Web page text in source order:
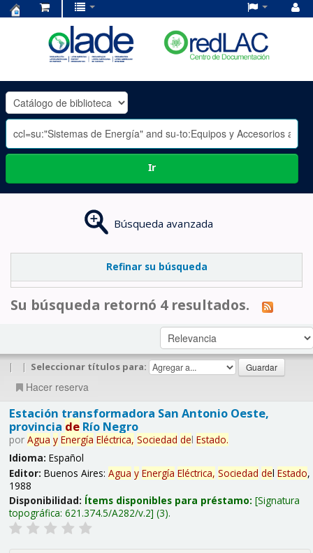
OLADE
-
Ir
Búsqueda avanzada
Refinar su búsqueda
Su búsqueda retornó 4 resultados.
| | Seleccionar títulos para:
Hacer reserva
Estación transformadora San Antonio Oeste,
provincia deRío Negro
por Agua y Energía Eléctrica, Sociedad del Estado.
Idioma: Español
Editor: Buenos Aires: Agua y Energía Eléctrica, Sociedad del Estado,
1988
Disponibilidad: Ítems disponibles para préstamo: Signatura
topográfica: 621.374.5/A282/v.2 (3).